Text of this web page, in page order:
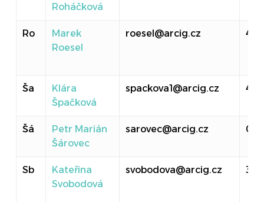
Roháčková
Ro
Marek
Roesel
roesel@arcig.cz 414
Ša
Klára
Špačková
spackova1@arcig.cz 410
Šá
Petr Marián
Šárovec
sarovec@arcig.cz 011
Sb
Kateřina
Svobodová
svobodova@arcig.cz